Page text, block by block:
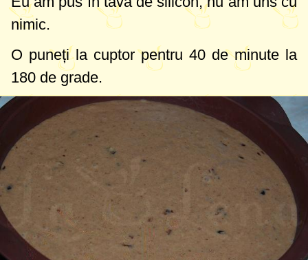
nimic.
O puneți la cuptor pentru 40 de minute la
180 de grade.